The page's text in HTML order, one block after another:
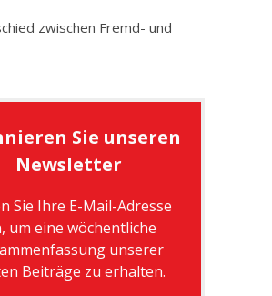
zwischen Fremd- und
Sie unseren
Newsletter
Sie Ihre E-Mail-Adresse
um eine wöchentliche
unserer
Beiträge zu erhalten.